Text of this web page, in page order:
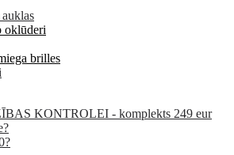
oklūderi
brilles
KONTROLEI - komplekts 249 eur